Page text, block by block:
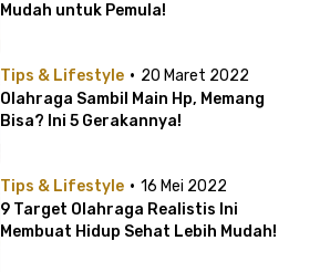
Mudah untuk Pemula!
Tips & Lifestyle · 20 Maret 2022
Olahraga Sambil Main Hp, Memang
Bisa? Ini 5 Gerakannya!
Tips & Lifestyle · 16 Mei 2022
9 Target Olahraga Realistis Ini
Membuat Hidup Sehat Lebih Mudah!